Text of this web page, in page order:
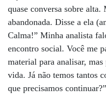
quase conversa sobre alta.
abandonada. Disse a ela
Calma!” Minha analista
encontro social. Você me
material para analisar,
vida. Já não temos tantos
que precisamos